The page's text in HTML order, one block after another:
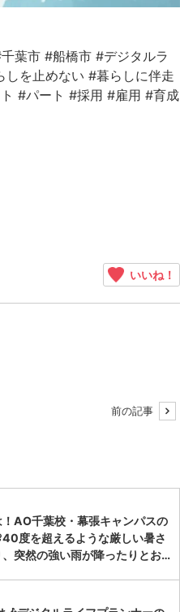
葉市 #船橋市 #デジタルラ
しを止めない #暮らしに伴走
#パート #採用 #雇用 #育成
いいね！
前の記事
！AO千葉校・幕張キャンパスの
度を超えるような厳しい暑さ
突然の強い雨が降ったりとお…